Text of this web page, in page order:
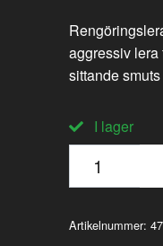
aggressiv lera
sittande
I lager
Artikelnummer: